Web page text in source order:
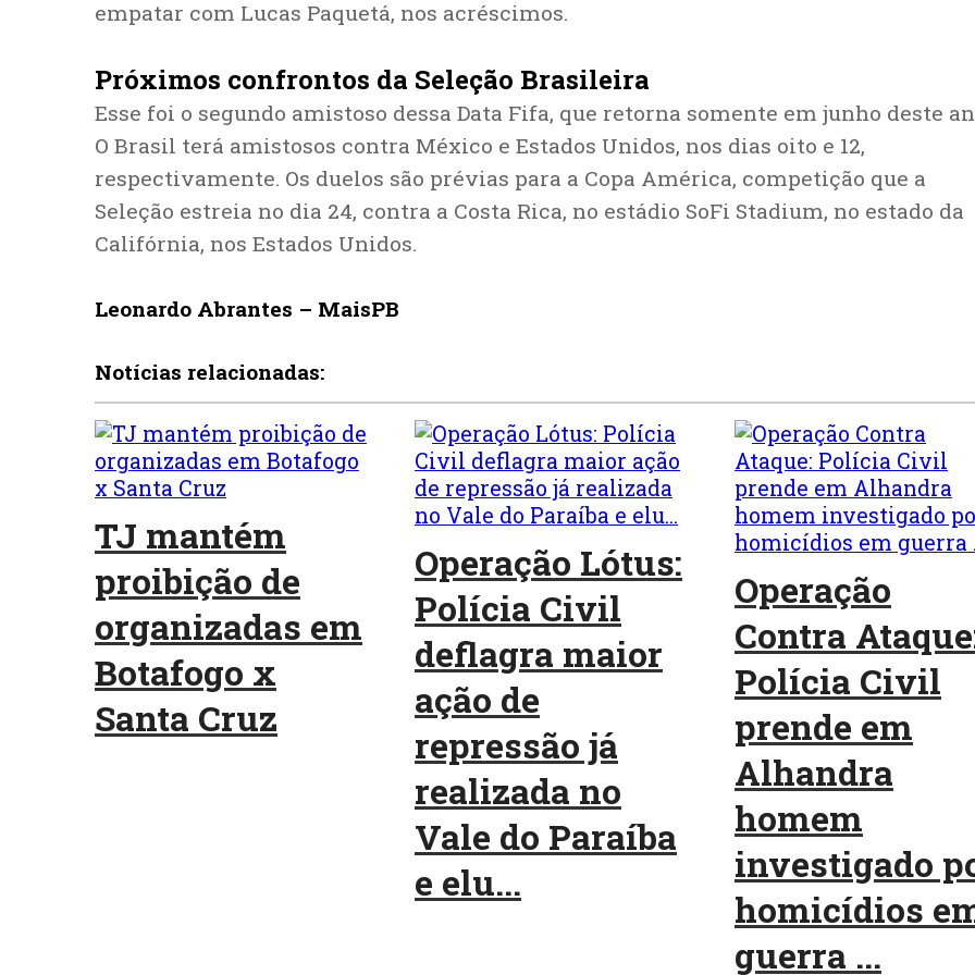
empatar com Lucas Paquetá, nos acréscimos.
Próximos confrontos da Seleção Brasileira
Esse foi o segundo amistoso dessa Data Fifa, que retorna somente em junho deste
O Brasil terá amistosos contra México e Estados Unidos, nos dias oito e 12,
respectivamente. Os duelos são prévias para a Copa América, competição que a
Seleção estreia no dia 24, contra a Costa Rica, no estádio SoFi Stadium, no estado da
Califórnia, nos Estados Unidos.
Leonardo Abrantes – MaisPB
Notícias relacionadas:
TJ mantém
proibição de
organizadas em
Botafogo x
Santa Cruz
Operação Lótus:
Polícia Civil
deflagra maior
ação de
repressão já
realizada no
Vale do Paraíba
e elu...
Operação
Contra
Polícia Civil
prende em
Alhandra
homem
investigado
homicídios
guerra ...